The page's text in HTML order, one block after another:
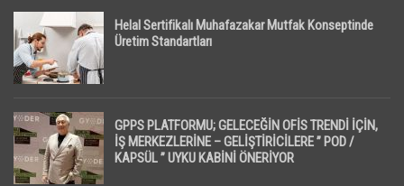
Helal Sertifikalı Muhafazakar Mutfak Konseptinde
Üretim Standartları
GPPS PLATFORMU; GELECEĞİN OFİS TRENDİ İÇİN,
İŞ MERKEZLERİNE – GELİŞTİRİCİLERE ” POD /
KAPSÜL ” UYKU KABİNİ ÖNERİYOR